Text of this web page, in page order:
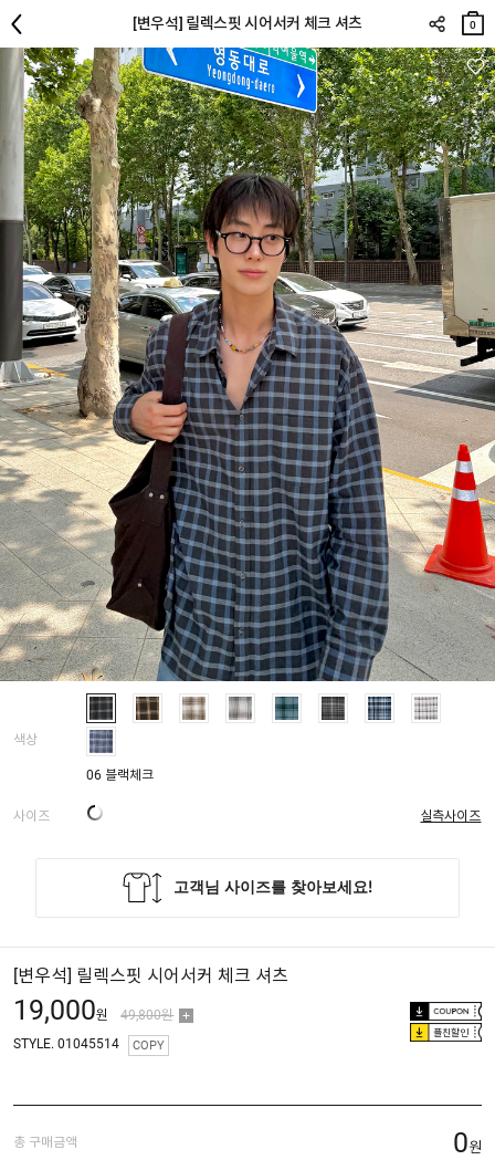
[변우석] 릴렉스핏 시어서커 체크 셔츠
장바
구니
0
색상
06 블랙체크
사이즈 실측사이즈
[변우석] 릴렉스핏 시어서커 체크 셔츠
19,000원 49,800원
플친할인
STYLE. 01045514 COPY
총 구매금액 0원